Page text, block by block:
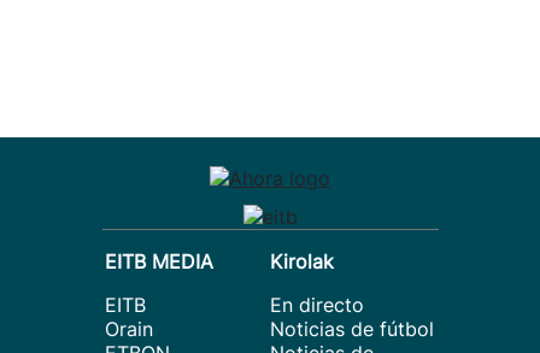
EITB MEDIA
EITB
Orain
Kirolak
En directo
Noticias de fútbol